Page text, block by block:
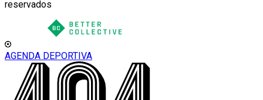
reservados
AGENDA DEPORTIVA